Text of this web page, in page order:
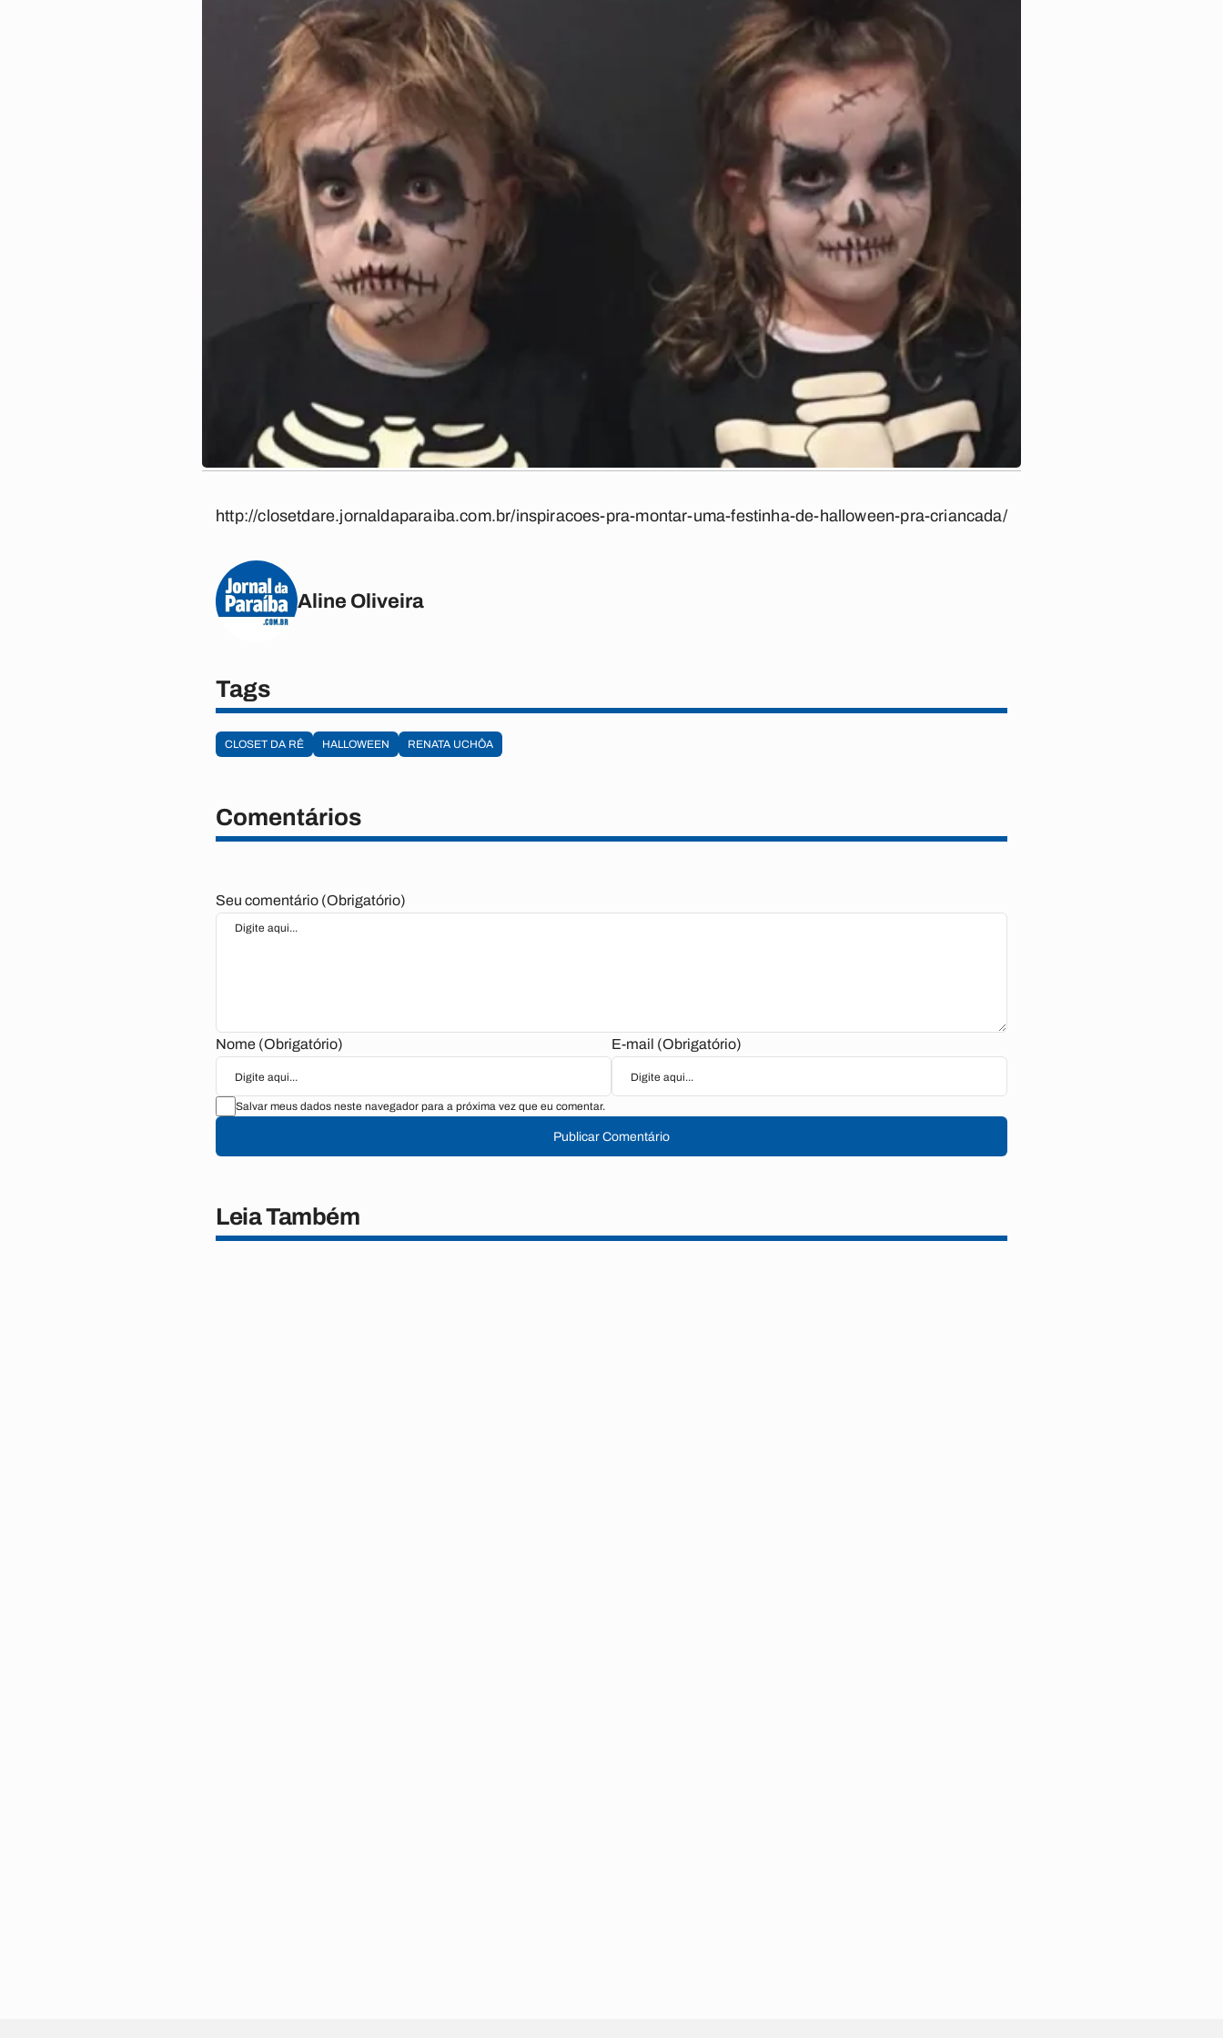
http://closetdare.jornaldaparaiba.com.br/inspiracoes-pra-montar-uma-festinha-de-halloween-pra-criancada/
Aline Oliveira
Tags
CLOSET DA RÊ HALLOWEEN RENATA UCHÔA
Comentários
Seu comentário (Obrigatório)
Nome (Obrigatório) E-mail (Obrigatório)
Salvar meus dados neste navegador para a próxima vez que eu comentar.
Publicar Comentário
Leia Também